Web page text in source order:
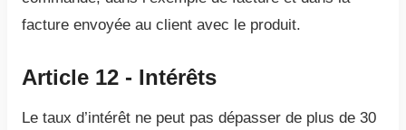
facture envoyée au client avec le produit.
Article 12 - Intérêts
Le taux d’intérêt ne peut pas dépasser de plus de 30